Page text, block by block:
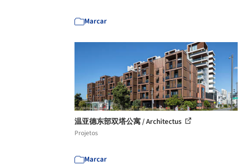
Marcar
温亚德东部双塔公寓 / Architectus
Projetos
Marcar